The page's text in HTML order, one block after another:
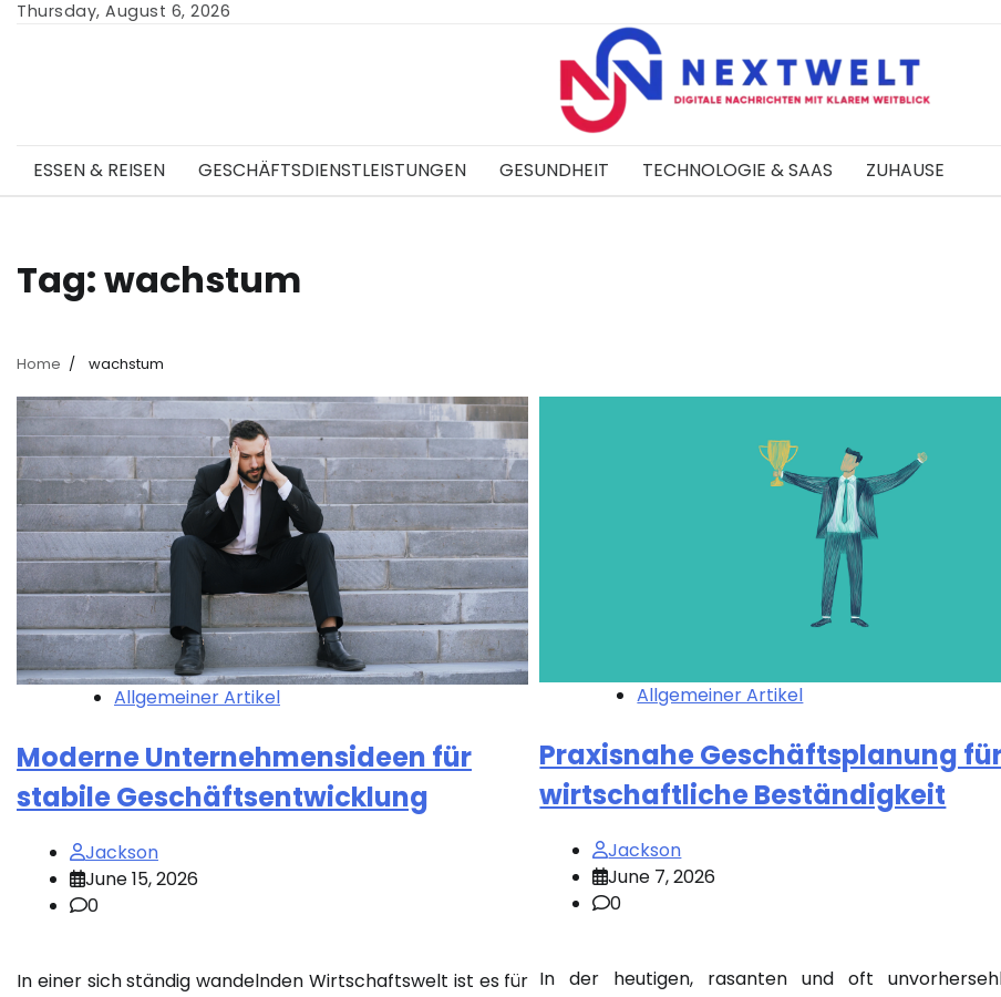
SkipThursday, August 6, 2026
ESSEN & REISEN GESCHÄFTSDIENSTLEISTUNGEN GESUNDHEIT TECHNOLOGIE & SAAS ZUHAUSE
Tag:wachstum
Home wachstum
Allgemeiner Artikel
Moderne Unternehmensideen für
stabile Geschäftsentwicklung
Jackson
June 15, 2026
0
In einer sich ständig wandelnden Wirtschaftswelt ist es für
Allgemeiner Artikel
Praxisnahe Geschäftsplanung
wirtschaftliche Beständigkeit
Jackson
June 7, 2026
0
In der heutigen, rasanten und oft